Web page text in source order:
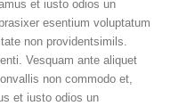
et iusto odios un
esentium voluptatum
non providentsimils.
Vesquam ante aliquet
non commodo et,
et iusto odios un